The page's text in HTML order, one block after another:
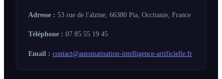
Adresse : 53 rue de l'alzine, 66380 Pia, Occitanie, France
Téléphone : 07 85 55 19 45
Email : contact@automatisation-intelligence-artificielle.fr